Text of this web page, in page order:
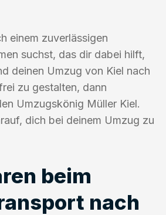
einem zuverlässigen
suchst, das dir dabei hilft,
deinen Umzug von Kiel nach
zu gestalten, dann
Umzugskönig Müller Kiel.
dich bei deinem Umzug zu
beim
nach